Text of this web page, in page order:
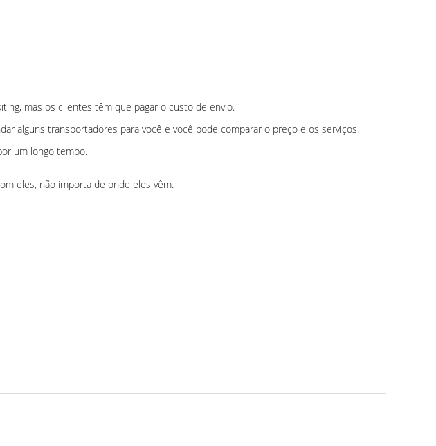
mas os clientes têm que pagar o custo de envio.
alguns transportadores para você e você pode comparar o preço e os serviços.
um longo tempo.
eles, não importa de onde eles vêm.